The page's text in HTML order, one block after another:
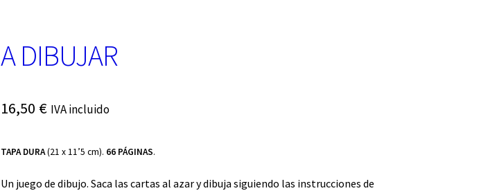
A DIBUJAR
16,50 € IVA incluido
TAPA DURA(21 x 11’5 cm). 66 PÁGINAS.
Un juego de dibujo. Saca las cartas al azar y dibuja siguiendo las instrucciones de